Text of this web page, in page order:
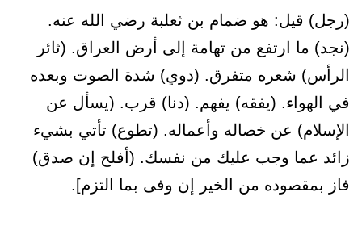
(رجل) قيل: هو ضمام بن ثعلبة رضي الله عنه.
(نجد) ما ارتفع من تهامة إلى أرض العراق. (ثائر
الرأس) شعره متفرق. (دوي) شدة الصوت وبعده
في الهواء. (يفقه) يفهم. (دنا) قرب. (يسأل عن
الإسلام) عن خصاله وأعماله. (تطوع) تأتي بشيء
زائد عما وجب عليك من نفسك. (أفلح إن صدق)
فاز بمقصوده من الخير إن وفى بما التزم].